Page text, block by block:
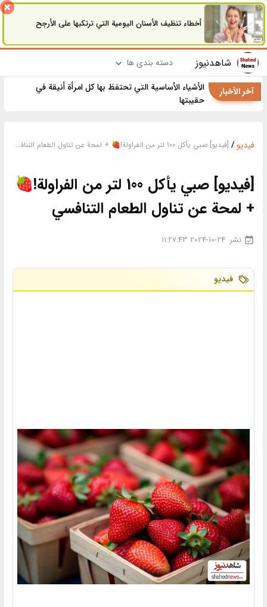
أخطاء تنظيف الأسنان اليومية التي ترتكبها على الأرجح
شاهدنیوز دسته بندی ها
آخر الأخبار
الأشياء الأساسية التي تحتفظ بها كل امرأة أنيقة في
حقيبتها
فیدیو/ [فيديو] صبي يأكل 100 لتر من الفراولة!🍓 + لمحة عن تناول الطعام التنافسي
[فيديو] صبي يأكل 100 لتر من الفراولة!🍓
+ لمحة عن تناول الطعام التنافسي
نشر 2024-10-24 11:27:43
فیدیو